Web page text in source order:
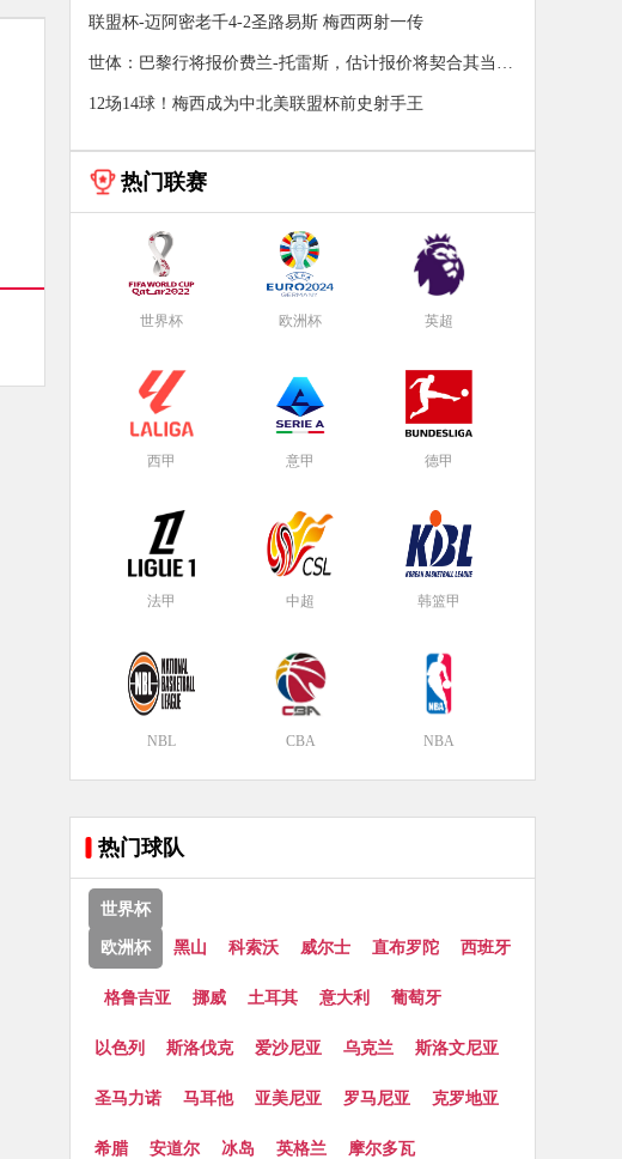
联盟杯-迈阿密老千4-2圣路易斯 梅西两射一传
世体：巴黎行将报价费兰-托雷斯，估计报价将契合其当时
12场14球！梅西成为中北美联盟杯前史射手王
热门联赛
世界杯 欧洲杯 英超
西甲 意甲 德甲
法甲 中超 韩篮甲
NBL CBA NBA
热门球队
世界杯
欧洲杯 黑山 科索沃 威尔士 直布罗陀 西班牙
格鲁吉亚 挪威 土耳其 意大利 葡萄牙
以色列 斯洛伐克 爱沙尼亚 乌克兰 斯洛文尼亚
圣马力诺 马耳他 亚美尼亚 罗马尼亚 克罗地亚
希腊 安道尔 冰岛 英格兰 摩尔多瓦